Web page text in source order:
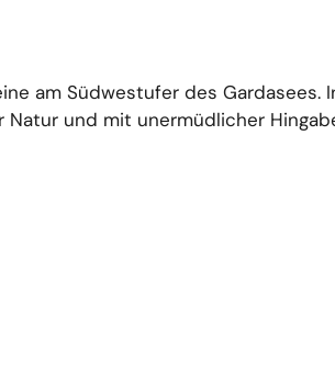
am Südwestufer des Gardasees.
Natur und mit unermüdlicher